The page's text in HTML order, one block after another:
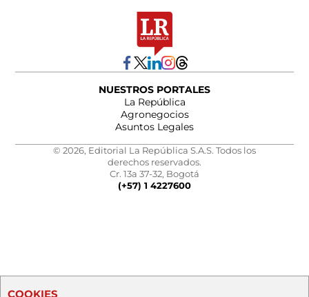
NUESTROS PORTALES
La República
Agronegocios
Asuntos Legales
© 2026, Editorial La República S.A.S. Todos los
derechos reservados.
Cr. 13a 37-32, Bogotá
(+57) 1 4227600
COOKIES